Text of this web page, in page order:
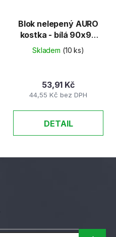
Blok nelepený AURO
kostka - bílá 90x90
mm, 400l.
Skladem (10 ks)
44,55 Kč bez DPH
53,91 Kč
DETAIL